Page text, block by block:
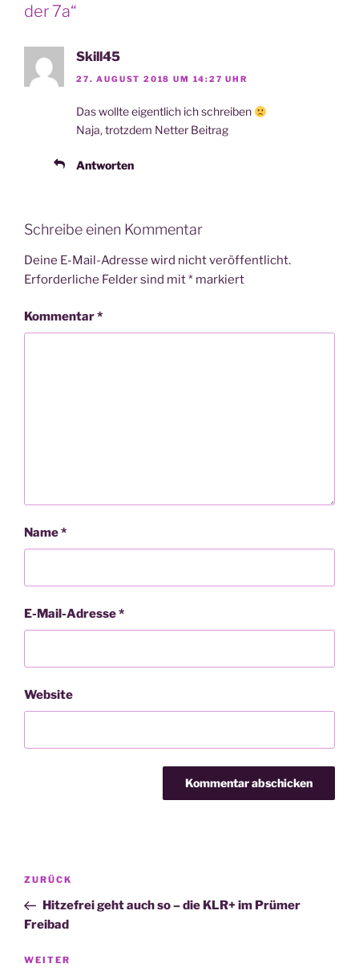
der 7a“
Skill45
27. AUGUST 2018 UM 14:27 UHR
Das woll­te eigent­lich ich schreiben
Naja, trotz­dem Net­ter Beitrag
Antworten
Schreibe einen Kommentar
Deine E-Mail-Adresse wird nicht veröffentlicht.
Erforderliche Felder sind mit* markiert
Kommentar*
Name*
E-Mail-Adresse*
Website
Beitragsnavigation
Vorheriger
Beitrag
ZURÜCK
Hitzefrei geht auch so – die KLR+ im Prümer
Freibad
Nächster
WEITER